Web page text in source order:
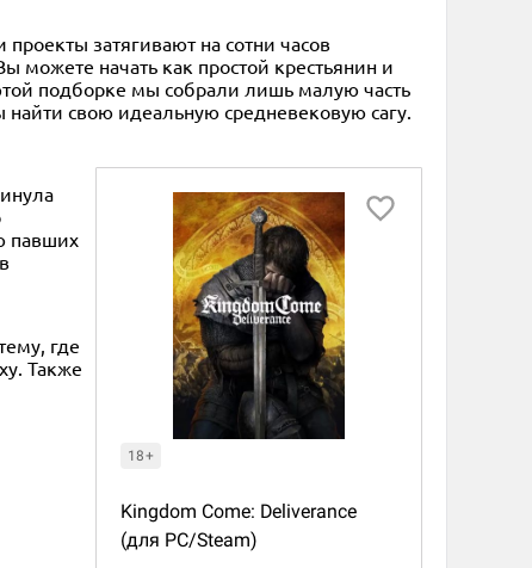
затягивают на сотни часов
начать как простой крестьянин и
подборке мы собрали лишь малую часть
найти свою идеальную средневековую сагу.
павших
где
Также
18+
Kingdom Come: Deliverance
(для PC/Steam)